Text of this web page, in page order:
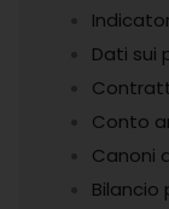
Dati sui
Conto
Canoni
Bilancio